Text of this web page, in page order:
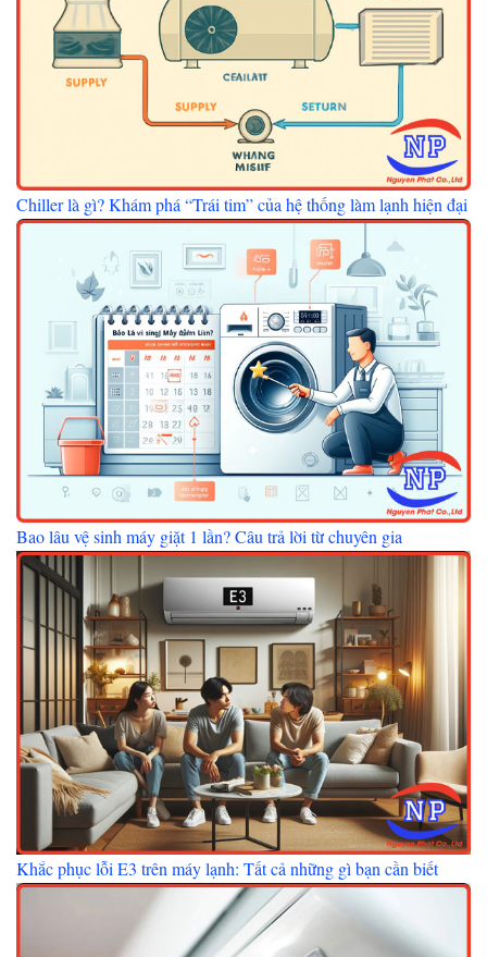
Chiller là gì? Khám phá “Trái tim” của hệ thống làm lạnh hiện đại
Bao lâu vệ sinh máy giặt 1 lần? Câu trả lời từ chuyên gia
Khắc phục lỗi E3 trên máy lạnh: Tất cả những gì bạn cần biết